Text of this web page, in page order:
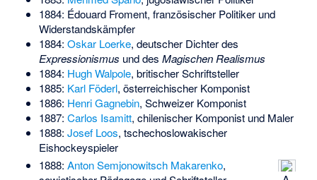
1884: Édouard Froment, französischer Politiker und
Widerstandskämpfer
1884: Oskar Loerke, deutscher Dichter des
Expressionismus und des Magischen Realismus
1884: Hugh Walpole, britischer Schriftsteller
1885: Karl Föderl, österreichischer Komponist
1886: Henri Gagnebin, Schweizer Komponist
1887: Carlos Isamitt, chilenischer Komponist und Maler
1888: Josef Loos, tschechoslowakischer
Eishockeyspieler
1888: Anton Semjonowitsch Makarenko,